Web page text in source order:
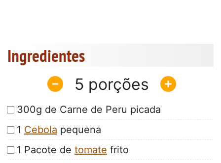
Ingredientes
5
300g de Carne de Peru picada
1 Cebola pequena
1 Pacote de tomate frito